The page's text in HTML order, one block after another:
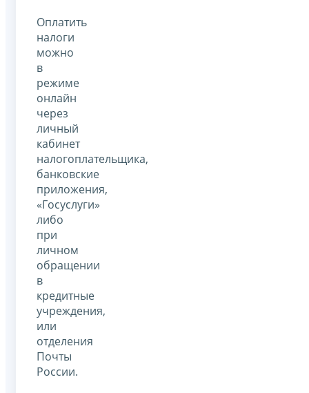
Оплатить
налоги
можно
в
режиме
онлайн
через
личный
кабинет
налогоплательщика,
банковские
приложения,
«Госуслуги»
либо
при
личном
обращении
в
кредитные
учреждения,
или
отделения
Почты
России.